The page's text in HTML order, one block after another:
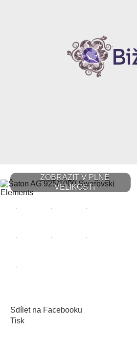
ZOBRAZIT V PLNÉ
VELIKOSTI
Sdílet na Facebooku
Tisk